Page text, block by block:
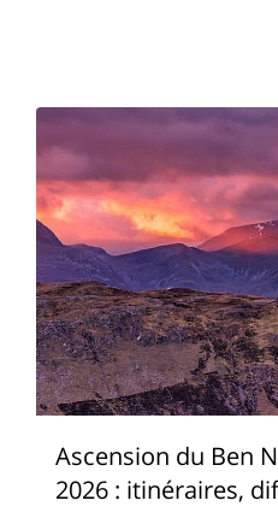
Ascension du Ben
2026 : itinéraires,